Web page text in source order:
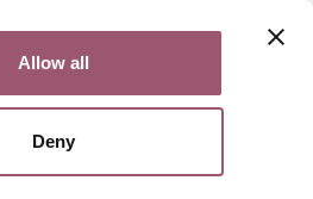
Allow all
DenySök